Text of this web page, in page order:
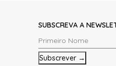
SUBSCREVA A
Primeiro
Nome
*